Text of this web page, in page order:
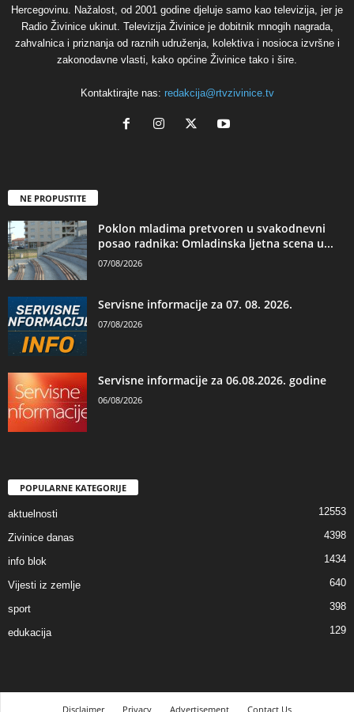
Hercegovinu. Nažalost, od 2001 godine djeluje samo kao televizija, jer je
Radio Živinice ukinut. Televizija Živinice je dobitnik mnogih nagrada,
zahvalnica i priznanja od raznih udruženja, kolektiva i nosioca izvršne i
zakonodavne vlasti, kako općine Živinice tako i šire.
Kontaktirajte nas: redakcija@rtvzivinice.tv
NE PROPUSTITE
Poklon mladima pretvoren u svakodnevni
posao radnika: Omladinska ljetna scena u...
07/08/2026
Servisne informacije za 07. 08. 2026.
07/08/2026
Servisne informacije za 06.08.2026. godine
06/08/2026
POPULARNE KATEGORIJE
aktuelnosti 12553
Zivinice danas 4398
info blok 1434
Vijesti iz zemlje 640
sport 398
edukacija 129
Disclaimer Privacy Advertisement Contact Us